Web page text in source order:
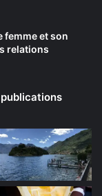
femme et son
relations